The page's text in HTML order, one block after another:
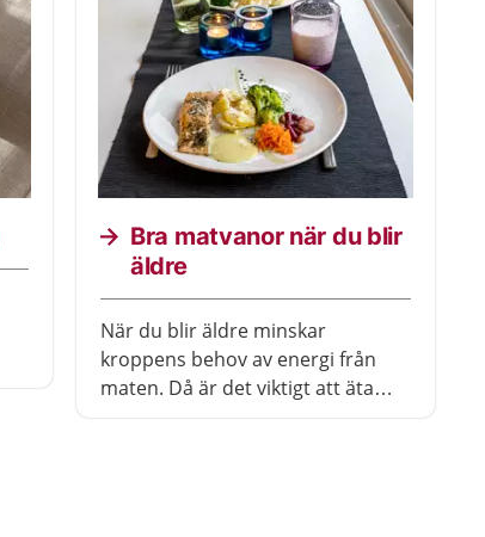
Bra matvanor när du blir
äldre
När du blir äldre minskar
kroppens behov av energi från
maten. Då är det viktigt att äta